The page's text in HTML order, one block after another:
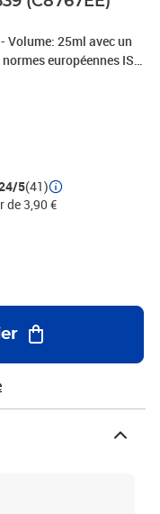
Volume: 25ml avec un
européennes ISO
qualité qui
5(41)
de 3,90 €